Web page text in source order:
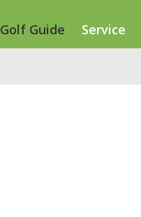
Golf Guide Service